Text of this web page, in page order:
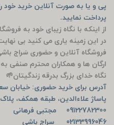
پرداخت نمایید.
از اینکه با نگاه زیبای خود به
در این زمینه یاری می کنید بی
فروشگاه آنلاین و حضوری سَراج
ارگان ها و همکاران محترم صنفی
نگاه خدای بزرگ بدرقه زندگیتان🌱
آدرس برای خرید حضوری: خیابان
پاساژ علاءالدین، طبقه همکف، پلاک
09122782300 مجتبی فرهانی
02133996046 سراج باشی